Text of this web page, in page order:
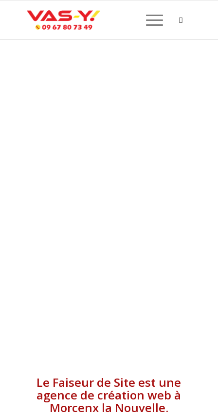
Le Faiseur de Site est une
agence de création web à
Morcenx la Nouvelle.